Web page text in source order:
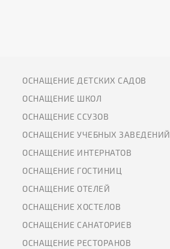
ОСНАЩЕНИЕ ДЕТСКИХ САДОВ
ОСНАЩЕНИЕ ШКОЛ
ОСНАЩЕНИЕ ССУЗОВ
ОСНАЩЕНИЕ УЧЕБНЫХ ЗАВЕДЕНИЙ
ОСНАЩЕНИЕ ИНТЕРНАТОВ
ОСНАЩЕНИЕ ГОСТИНИЦ
ОСНАЩЕНИЕ ОТЕЛЕЙ
ОСНАЩЕНИЕ ХОСТЕЛОВ
ОСНАЩЕНИЕ САНАТОРИЕВ
ОСНАЩЕНИЕ РЕСТОРАНОВ